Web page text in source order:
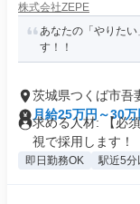
株式会社ZEPE
あなたの「やりた
す！！
茨城県つくば市吾
月給25万円～30万
求める人材: 【必
視で採用します！
即日勤務OK 駅近5分